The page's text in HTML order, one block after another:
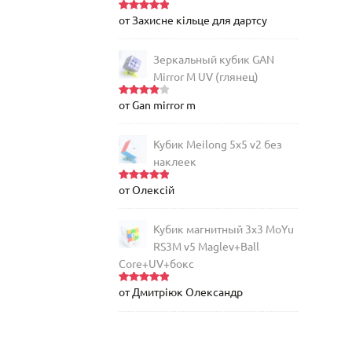
Оценка5
от Захисне кільце для дартсу
Зеркальный кубик GAN
Mirror M UV (глянец)
Оценка
от Gan mirror m
Кубик Meilong 5x5 v2 без
наклеек
Оценка5
от Олексій
Кубик магнитный 3х3 MoYu
RS3M v5 Maglev+Ball
Core+UV+бокс
Оценка5
от Дмитріюк Олександр